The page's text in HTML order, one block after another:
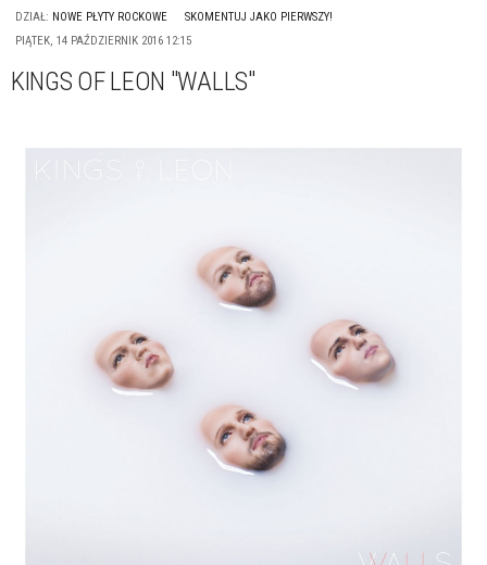
DZIAŁ: NOWE PŁYTY ROCKOWE
SKOMENTUJ JAKO PIERWSZY!
PIĄTEK, 14 PAŹDZIERNIK 2016 12:15
KINGS OF LEON "WALLS"